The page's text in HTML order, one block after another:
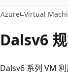
Azure Virtual
Dalsv6
Dalsv6 系列 VM